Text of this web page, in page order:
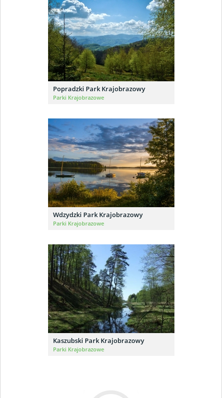
Popradzki Park Krajobrazowy
Parki Krajobrazowe
Wdzydzki Park Krajobrazowy
Parki Krajobrazowe
Kaszubski Park Krajobrazowy
Parki Krajobrazowe